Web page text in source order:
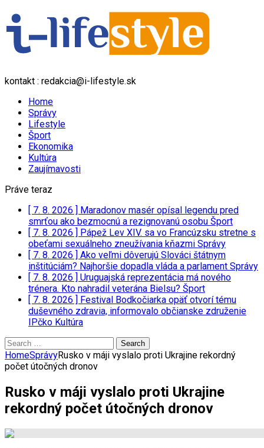
kontakt : redakcia@i-lifestyle.sk
Home
Správy
Lifestyle
Šport
Ekonomika
Kultúra
Zaujímavosti
Práve teraz
[ 7. 8. 2026 ] Maradonov masér opísal legendu pred
smrťou ako bezmocnú a rezignovanú osobu Šport
[ 7. 8. 2026 ] Pápež Lev XIV. sa vo Francúzsku stretne s
obeťami sexuálneho zneužívania kňazmi Správy
[ 7. 8. 2026 ] Ako veľmi dôverujú Slováci štátnym
inštitúciám? Najhoršie dopadla vláda a parlament Správy
[ 7. 8. 2026 ] Uruguajská reprezentácia má nového
trénera. Kto nahradil veterána Bielsu? Šport
[ 7. 8. 2026 ] Festival Bodkočiarka opäť otvorí tému
duševného zdravia, informovalo občianske združenie
IPčko Kultúra
Search
for:
HomeSprávyRusko v máji vyslalo proti Ukrajine rekordný
počet útočných dronov
Rusko v máji vyslalo proti Ukrajine
rekordný počet útočných dronov